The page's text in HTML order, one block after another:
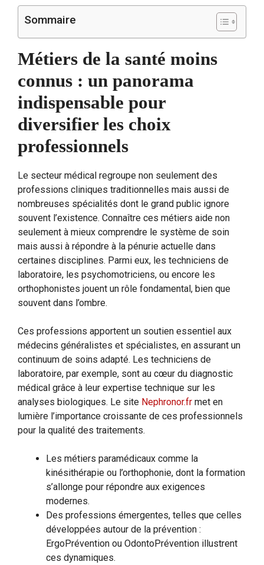
Sommaire
Métiers de la santé moins
connus : un panorama
indispensable pour
diversifier les choix
professionnels
Le secteur médical regroupe non seulement des
professions cliniques traditionnelles mais aussi de
nombreuses spécialités dont le grand public ignore
souvent l’existence. Connaître ces métiers aide non
seulement à mieux comprendre le système de soin
mais aussi à répondre à la pénurie actuelle dans
certaines disciplines. Parmi eux, les techniciens de
laboratoire, les psychomotriciens, ou encore les
orthophonistes jouent un rôle fondamental, bien que
souvent dans l’ombre.
Ces professions apportent un soutien essentiel aux
médecins généralistes et spécialistes, en assurant un
continuum de soins adapté. Les techniciens de
laboratoire, par exemple, sont au cœur du diagnostic
médical grâce à leur expertise technique sur les
analyses biologiques. Le site Nephronor.fr met en
lumière l’importance croissante de ces professionnels
pour la qualité des traitements.
Les métiers paramédicaux comme la
kinésithérapie ou l’orthophonie, dont la formation
s’allonge pour répondre aux exigences
modernes.
Des professions émergentes, telles que celles
développées autour de la prévention :
ErgoPrévention ou OdontoPrévention illustrent
ces dynamiques.